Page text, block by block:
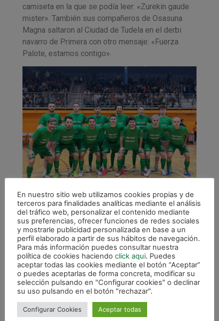
camiseta en la que se podía leer: «Zurekin gaude
mister». También sus compañeros de Osasuna
Magna saltaron al Ciudad de Tudela en el derbi
navarro de Primera con otro mensaje: «Fuerza
Palote, estamos contigo».
En nuestro sitio web utilizamos cookies propias y de
terceros para finalidades analíticas mediante el análisis
del tráfico web, personalizar el contenido mediante
sus preferencias, ofrecer funciones de redes sociales
y mostrarle publicidad personalizada en base a un
perfil elaborado a partir de sus hábitos de navegación.
Para más información puedes consultar nuestra
política de cookies haciendo click aqui. Puedes
aceptar todas las cookies mediante el botón “Aceptar”
o puedes aceptarlas de forma concreta, modificar su
selección pulsando en "Configurar cookies" o declinar
su uso pulsando en el botón "rechazar".
Configurar Cookies Aceptar todas